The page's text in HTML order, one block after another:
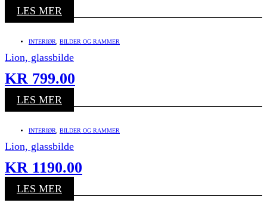
LES MER
INTERIØR BILDER OG RAMMER
Lion, glassbilde
KR 799.00
LES MER
INTERIØR BILDER OG RAMMER
Lion, glassbilde
KR 1190.00
LES MER